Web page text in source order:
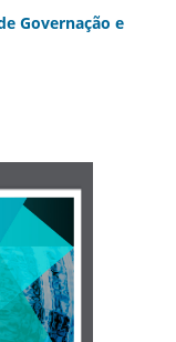
Governação e